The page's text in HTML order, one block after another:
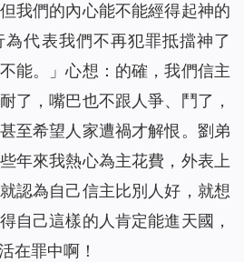
我們的內心能不能經得起神的
代表我們不再犯罪抵擋神了
能。」心想：的確，我們信主
了，嘴巴也不跟人爭、鬥了，
至希望人家遭禍才解恨。劉弟
年來我熱心為主花費，外表上
認為自己信主比別人好，就想
自己這樣的人肯定能進天國，
在罪中啊！